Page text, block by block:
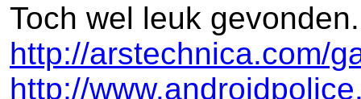
Toch wel leuk
http://arstechnica.com/
http://